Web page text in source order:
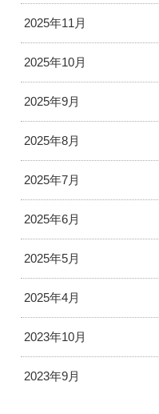
2025年11月
2025年10月
2025年9月
2025年8月
2025年7月
2025年6月
2025年5月
2025年4月
2023年10月
2023年9月